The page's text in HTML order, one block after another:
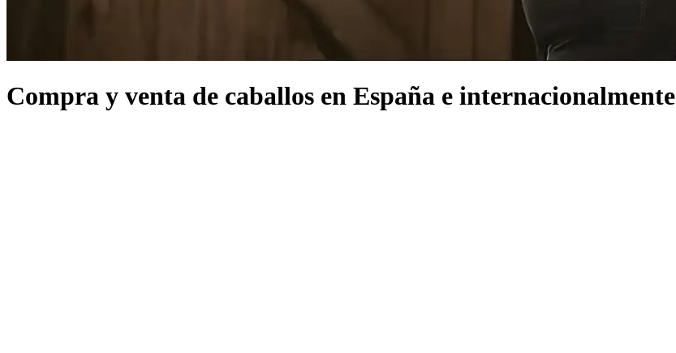
Compra y venta de caballos en España e internacionalmente